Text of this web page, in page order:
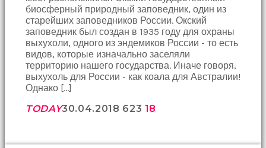
konsantre
olamıyordum
kadın
süreliğine
ortadan
kaybolduğunda
gezerek
биосферный природный заповедник, один из
старейших заповедников России. Окский
заповедник был создан в 1935 году для охраны
выхухоли, одного из эндемиков России - то есть
видов, которые изначально заселяли
территорию нашего государства. Иначе говоря,
выхухоль для России - как коала для Австралии!
Однако […]
TODAY30.04.2018 623 18